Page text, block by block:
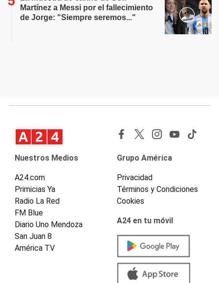
Martínez a Messi por el fallecimiento
de Jorge: "Siempre seremos..."
Nuestros Medios
A24.com
Primicias Ya
Radio La Red
FM Blue
Diario Uno Mendoza
San Juan 8
América TV
Grupo América
Privacidad
Términos y Condiciones
Cookies
A24 en tu móvil